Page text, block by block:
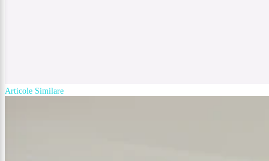
Articole Similare